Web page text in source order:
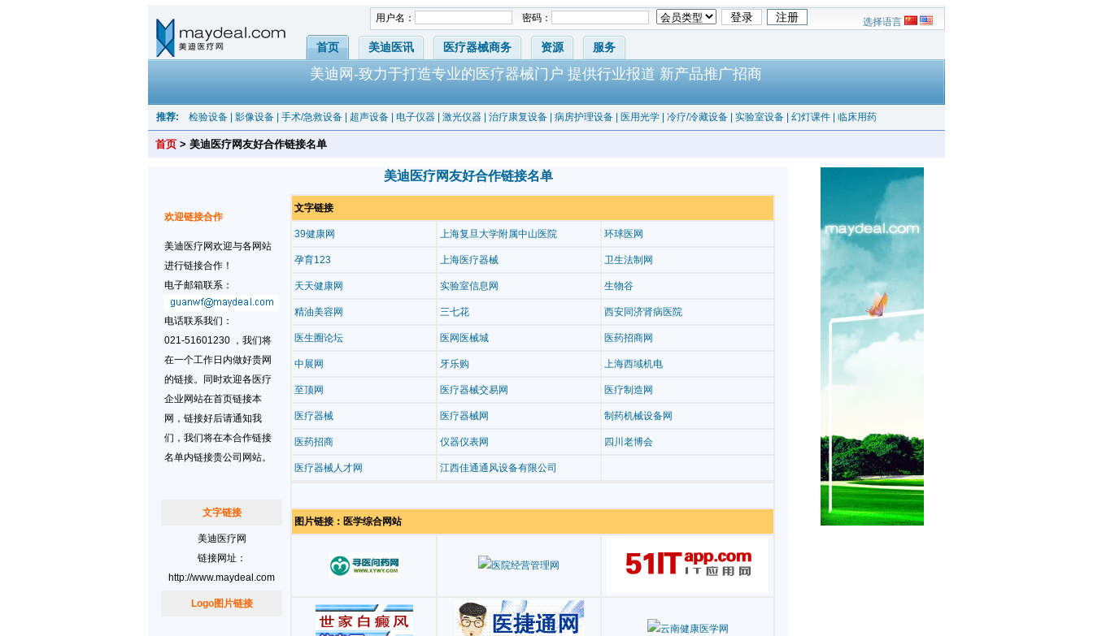
用户名： 密码： 选择语言
首页 美迪医讯 医疗器械商务 资源 服务
美迪网-致力于打造专业的医疗器械门户 提供行业报道 新产品推广招商
推荐: 检验设备 影像设备 手术/急救设备 超声设备 电子仪器 激光仪器 治疗康复设备 病房护理设备 医用光学 冷疗/冷藏设备 实验室设备 幻灯课件 临床用药
首页 > 美迪医疗网友好合作链接名单
美迪医疗网友好合作链接名单
欢迎链接合作
美迪医疗网欢迎与各网站
进行链接合作！
电子邮箱联系：
电话联系我们：
021-51601230 ，我们将
在一个工作日内做好贵网
的链接。同时欢迎各医疗
企业网站在首页链接本
网，链接好后请通知我
们，我们将在本合作链接
名单内链接贵公司网站。
文字链接
美迪医疗网
链接网址：
http://www.maydeal.com
Logo图片链接
文字链接
39健康网 上海复旦大学附属中山医院 环球医网
孕育123 上海医疗器械 卫生法制网
天天健康网 实验室信息网 生物谷
精油美容网 三七花 西安同济肾病医院
医生圈论坛 医网医械城 医药招商网
中展网 牙乐购 上海西域机电
至顶网 医疗器械交易网 医疗制造网
医疗器械 医疗器械网 制药机械设备网
医药招商 仪器仪表网 四川老博会
医疗器械人才网 江西佳通通风设备有限公司
图片链接：医学综合网站